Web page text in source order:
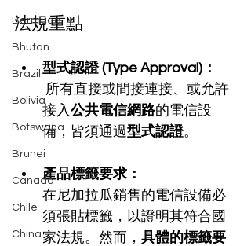
Bermuda
Bhutan
Brazil
Bolivia
Botswana
Brunei
Canada
Chile
China
法規重點
型式認證 (Type Approval)：
接入公共電信網路的電信設
備，皆須通過型式認證。
產品標籤要求：
在尼加拉瓜銷售的電信設備必
須張貼標籤，以證明其符合國
家法規。然而， 具體的標籤要